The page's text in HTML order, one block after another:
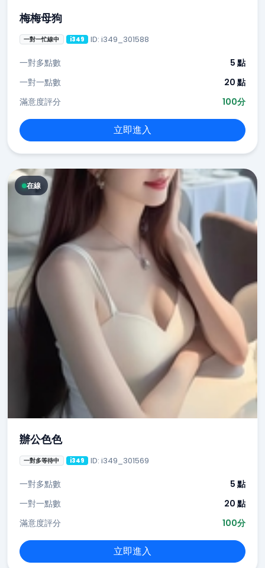
梅梅母狗
一對一忙線中 i349 ID: i349_301588
一對多點數
5 點
一對一點數
20 點
滿意度評分
100分
立即進入
在線
辦公色色
一對多等待中 i349 ID: i349_301569
一對多點數
5 點
一對一點數
20 點
滿意度評分
100分
立即進入